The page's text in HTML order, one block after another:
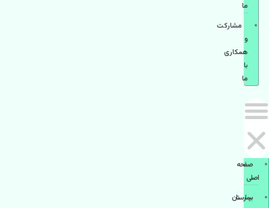
ما
مشاركت
و
همكاری
با
ما
صفحه
اصلی
بيمارستان